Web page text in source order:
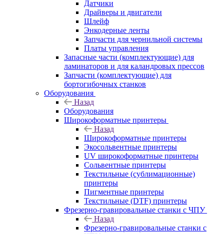
Датчики
Драйверы и двигатели
Шлейф
Энкодерные ленты
Запчасти для чернильной системы
Платы управления
Запасные части (комплектующие) для
ламинаторов и для каландровых прессов
Запчасти (комплектующие) для
бортогибочных станков
Оборудования
Назад
Оборудования
Широкоформатные принтеры
Назад
Широкоформатные принтеры
Экосольвентные принтеры
UV широкоформатные принтеры
Сольвентные принтеры
Текстильные (сублимационные)
принтеры
Пигментные принтеры
Текстильные (DTF) принтеры
Фрезерно-гравировальные станки с ЧПУ
Назад
Фрезерно-гравировальные станки с